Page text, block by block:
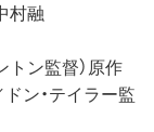
村融
トン監督）原作
ドン・テイラー監